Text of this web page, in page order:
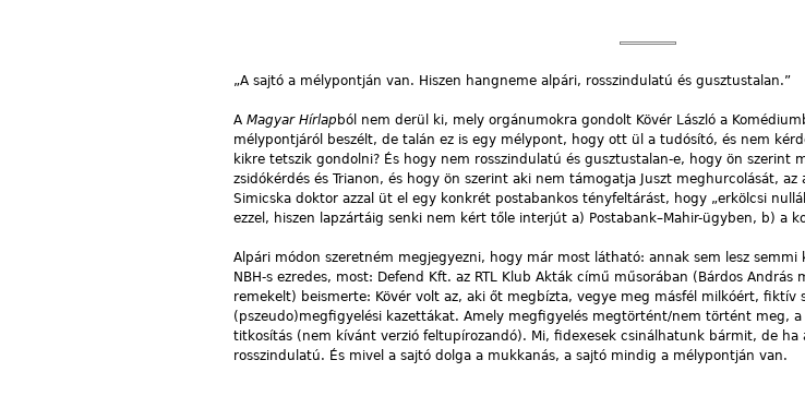
„A sajtó a mélypontján van. Hiszen hangneme alpári, rosszindulatú és gusztustalan.”
A Magyar Hírlap ból nem derül ki, mely orgánumokra gondolt Kövér László a
mélypontjáról beszélt, de talán ez is egy mélypont, hogy ott ül a tudósító, és nem
kikre tetszik gondolni? És hogy nem rosszindulatú és gusztustalan-e, hogy ön szerint
zsidókérdés és Trianon, és hogy ön szerint aki nem támogatja Juszt meghurcolását,
Simicska doktor azzal üt el egy konkrét postabankos tényfeltárást, hogy „erkölcsi
ezzel, hiszen lapzártáig senki nem kért tőle interjút a) Postabank–Mahir-ügyben, b) a
Alpári módon szeretném megjegyezni, hogy már most látható: annak sem lesz semmi
NBH-s ezredes, most: Defend Kft. az RTL Klub Akták című műsorában (Bárdos
remekelt) beismerte: Kövér volt az, aki őt megbízta, vegye meg másfél milkóért, fiktív
(pszeudo)megfigyelési kazettákat. Amely megfigyelés megtörtént/nem történt meg, a
titkosítás (nem kívánt verzió feltupírozandó). Mi, fidexesek csinálhatunk bármit, de ha
rosszindulatú. És mivel a sajtó dolga a mukkanás, a sajtó mindig a mélypontján van.